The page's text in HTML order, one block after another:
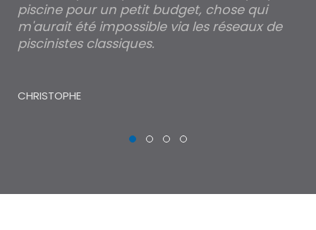
piscine pour un petit budget, chose qui
m'aurait été impossible via les réseaux de
piscinistes classiques.
CHRISTOPHE